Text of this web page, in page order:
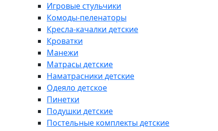
Игровые стульчики
Комоды-пеленаторы
Кресла-качалки детские
Кроватки
Манежи
Матрасы детские
Наматрасники детские
Одеяло детское
Пинетки
Подушки детские
Постельные комплекты детские